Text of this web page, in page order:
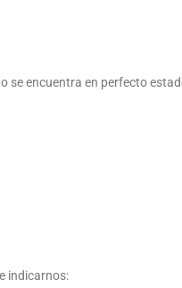
se encuentra en perfecto
indicarnos: